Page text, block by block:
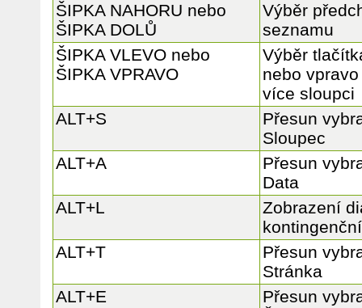
ŠIPKA NAHORU nebo
ŠIPKA DOLŮ
Výběr
seznamu
ŠIPKA VLEVO nebo
ŠIPKA VPRAVO
Výběr
nebo
více sloupci
ALT+S
Přesun
Sloupec
ALT+A
Přesun
Data
ALT+L
Zobrazení
ALT+T
Přesun
Stránka
ALT+E
Přesun